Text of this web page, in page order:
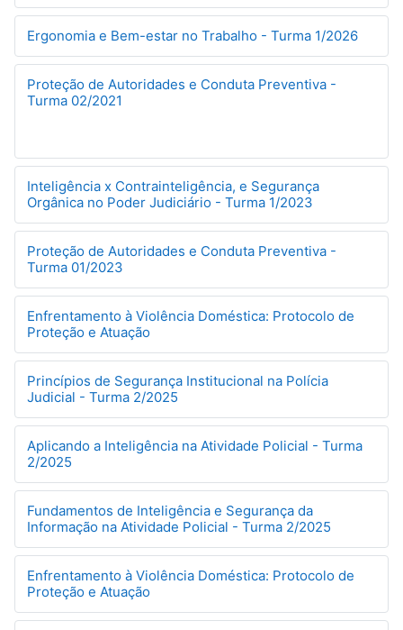
Ergonomia e Bem-estar no Trabalho - Turma 1/2026
Proteção de Autoridades e Conduta Preventiva -
Turma 02/2021
Inteligência x Contrainteligência, e Segurança
Orgânica no Poder Judiciário - Turma 1/2023
Proteção de Autoridades e Conduta Preventiva -
Turma 01/2023
Enfrentamento à Violência Doméstica: Protocolo de
Proteção e Atuação
Princípios de Segurança Institucional na Polícia
Judicial - Turma 2/2025
Aplicando a Inteligência na Atividade Policial - Turma
2/2025
Fundamentos de Inteligência e Segurança da
Informação na Atividade Policial - Turma 2/2025
Enfrentamento à Violência Doméstica: Protocolo de
Proteção e Atuação